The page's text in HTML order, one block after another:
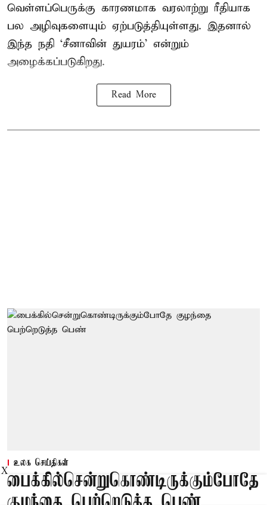
வெள்ளப்பெருக்கு காரணமாக வரலாற்று ரீதியாக
பல அழிவுகளையும் ஏற்படுத்தியுள்ளது. இதனால்
இந்த நதி ‘சீனாவின் துயரம்’ என்றும்
அழைக்கப்படுகிறது.
Read More
உலக செய்திகள்
பைக்கில்சென்றுகொண்டிருக்கும்போதே
X